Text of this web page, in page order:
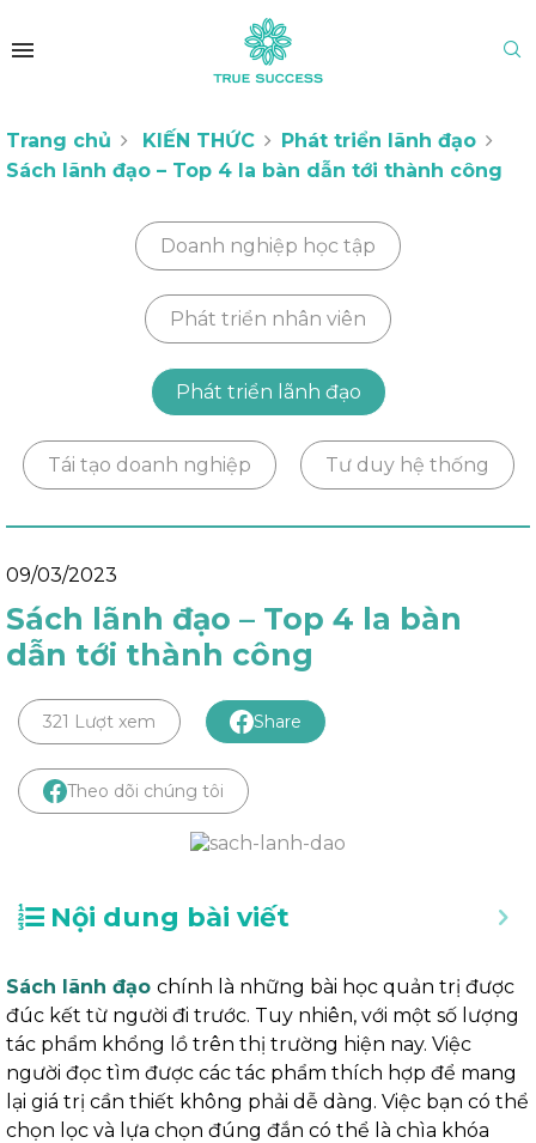
Trang chủ KIẾN THỨC
Phát triển lãnh đạo
Sách lãnh đạo – Top 4 la bàn dẫn tới thành công
Doanh nghiệp học tập
Phát triển nhân viên
Phát triển lãnh đạo
Tái tạo doanh nghiệp Tư duy hệ thống
09/03/2023
Sách lãnh đạo – Top 4 la bàn
dẫn tới thành công
321 Lượt xem Share
Theo dõi chúng tôi
Nội dung bài viết
Sách lãnh đạo chính là những bài học quản trị được
đúc kết từ người đi trước. Tuy nhiên, với một số lượng
tác phẩm khổng lồ trên thị trường hiện nay. Việc
người đọc tìm được các tác phẩm thích hợp để mang
lại giá trị cần thiết không phải dễ dàng. Việc bạn có thể
chọn lọc và lựa chọn đúng đắn có thể là chìa khóa